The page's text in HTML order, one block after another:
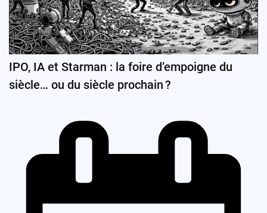
IPO, IA et Starman : la foire d’empoigne du
siècle… ou du siècle prochain ?